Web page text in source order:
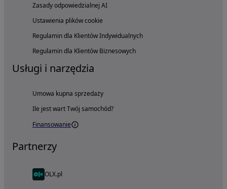
Zasady odpowiedzialnej AI
Ustawienia plików cookie
Regulamin dla Klientów Indywidualnych
Regulamin dla Klientów Biznesowych
Usługi i narzędzia
Umowa kupna sprzedaży
Ile jest wart Twój samochód?
Finansowanie
Partnerzy
OLX.pl